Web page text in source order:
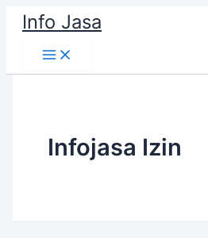
Skip
content
Info Jasa
Infojasa Izin